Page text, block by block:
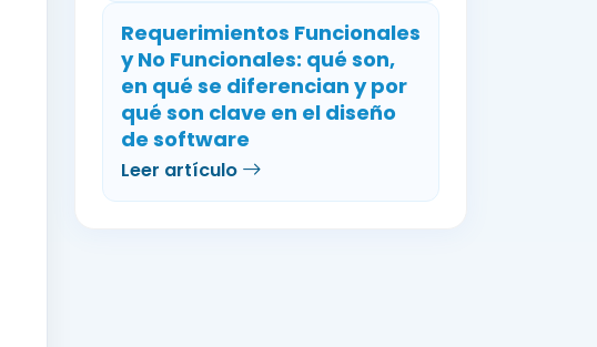
Requerimientos Funcionales
y No Funcionales: qué son,
en qué se diferencian y por
qué son clave en el diseño
de software
Leer artículo